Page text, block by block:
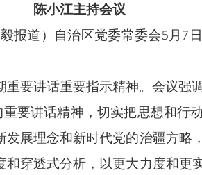
陈小江主持会议
报道）自治区党委常委会5月7
要讲话重要指示精神。会议强
要讲话精神，切实把思想和行
展理念和新时代党的治疆方略
穿透式分析，以更大力度和更